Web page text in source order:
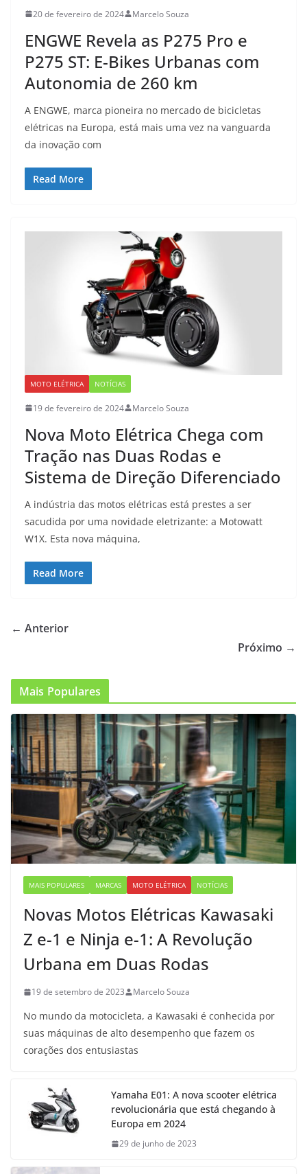
20 de fevereiro de 2024 Marcelo Souza
ENGWE Revela as P275 Pro e
P275 ST: E-Bikes Urbanas com
Autonomia de 260 km
A ENGWE, marca pioneira no mercado de bicicletas
elétricas na Europa, está mais uma vez na vanguarda
da inovação com
Read More
MOTO ELÉTRICA NOTÍCIAS
19 de fevereiro de 2024 Marcelo Souza
Nova Moto Elétrica Chega com
Tração nas Duas Rodas e
Sistema de Direção Diferenciado
A indústria das motos elétricas está prestes a ser
sacudida por uma novidade eletrizante: a Motowatt
W1X. Esta nova máquina,
Read More
← Anterior
Próximo →
Mais Populares
MAIS POPULARES MARCAS MOTO ELÉTRICA NOTÍCIAS
Novas Motos Elétricas Kawasaki
Z e-1 e Ninja e-1: A Revolução
Urbana em Duas Rodas
19 de setembro de 2023 Marcelo Souza
No mundo da motocicleta, a Kawasaki é conhecida por
suas máquinas de alto desempenho que fazem os
corações dos entusiastas
Yamaha E01: A nova scooter elétrica
revolucionária que está chegando à
Europa em 2024
29 de junho de 2023